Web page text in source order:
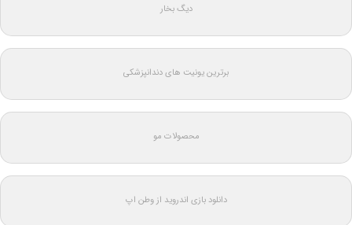
دیگ بخار
برترین یونیت های دندانپزشکی
محصولات مو
دانلود بازی اندروید از وطن اپ